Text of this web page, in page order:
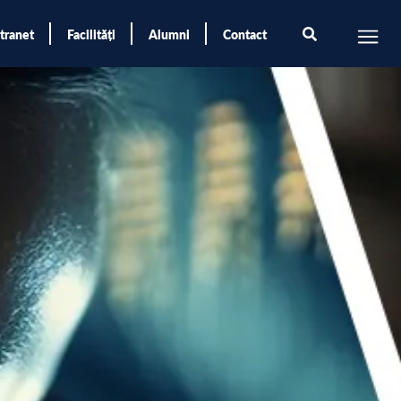
Facilități Alumni Contact